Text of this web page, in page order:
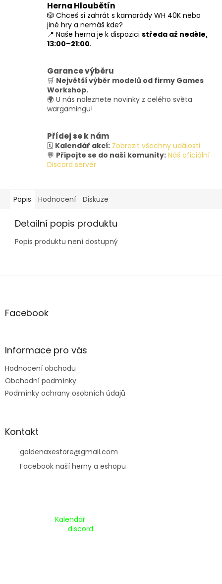
Herna Hloubětín
🎲 Chceš si zahrát s kamarády WH 40K nebo
jiné hry a nemáš kde?
📍 Naše herna je k dispozici středa až neděle,
13:00–21:00.
Garance výběru
🛒 Největší výběr modelů od firmy Games
Workshop.
🌍 U nás naleznete novinky z celého světa
wargamingu!
Přídej se k nám
🗓️ Kalendář akcí: Zobrazit všechny události
💬 Připojte se do naší komunity: Náš oficiální
Discord server
Popis Hodnocení Diskuze
Detailní popis produktu
Popis produktu není dostupný
Z
aFacebook
Informace pro vás
Hodnocení obchodu
Obchodní podmínky
Podmínky ochrany osobních údajů
Kontakt
goldenaxestore@gmail.com
Facebook naší herny a eshopu
Kalendář
discord